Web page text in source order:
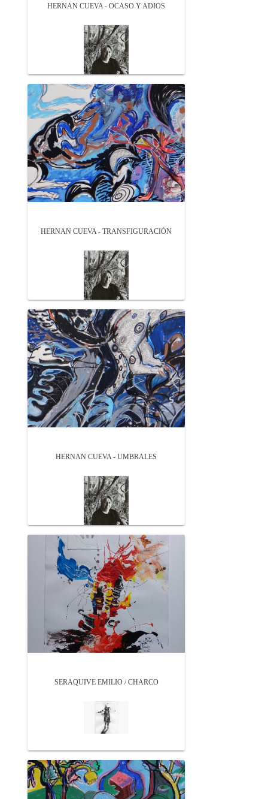
HERNAN CUEVA - OCASO Y ADIÓS
HERNAN CUEVA - TRANSFIGURACIÓN
HERNAN CUEVA - UMBRALES
SERAQUIVE EMILIO / CHARCO